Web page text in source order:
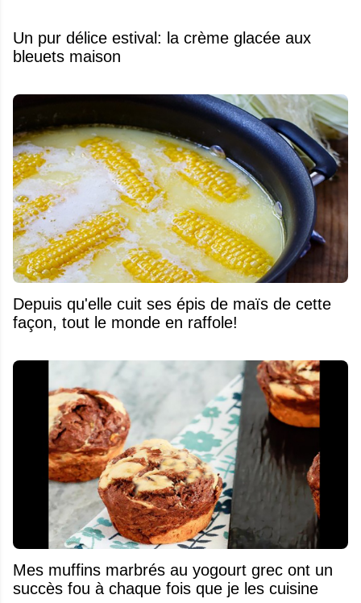
Un pur délice estival: la crème glacée aux
bleuets maison
Depuis qu'elle cuit ses épis de maïs de cette
façon, tout le monde en raffole!
Mes muffins marbrés au yogourt grec ont un
succès fou à chaque fois que je les cuisine